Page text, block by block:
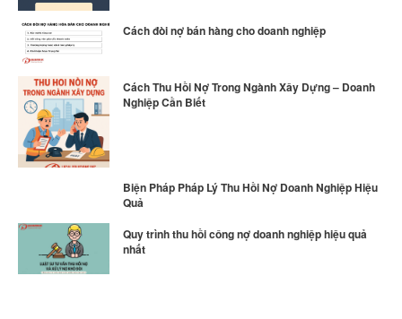
Cách đòi nợ bán hàng cho doanh nghiệp
Cách Thu Hồi Nợ Trong Ngành Xây Dựng – Doanh
Nghiệp Cần Biết
Biện Pháp Pháp Lý Thu Hồi Nợ Doanh Nghiệp Hiệu
Quả
Quy trình thu hồi công nợ doanh nghiệp hiệu quả
nhất